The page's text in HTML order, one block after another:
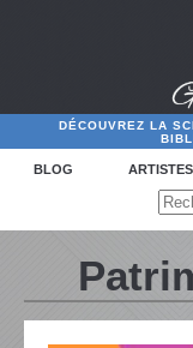
DÉCOUVREZ LA
BLOG ARTISTES